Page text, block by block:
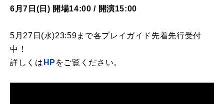
6月7日(日) 開場14:00 / 開演15:00
5月27日(水)23:59まで各プレイガイド先着先行受付
中！
詳しくは HP をご覧ください。